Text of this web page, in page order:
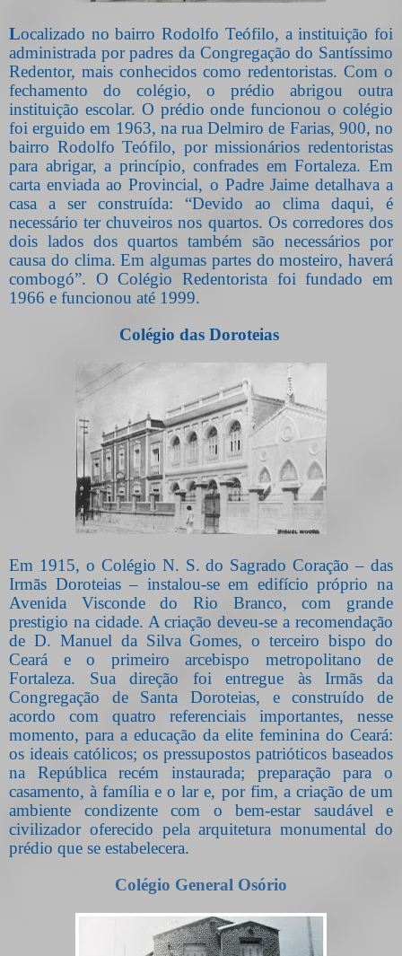
Localizado no bairro Rodolfo Teófilo, a instituição foi
administrada por padres da Congregação do Santíssimo
Redentor, mais conhecidos como redentoristas. Com o
fechamento do colégio, o prédio abrigou outra
instituição escolar. O prédio onde funcionou o colégio
foi erguido em 1963, na rua Delmiro de Farias, 900, no
bairro Rodolfo Teófilo, por missionários redentoristas
para abrigar, a princípio, confrades em Fortaleza. Em
carta enviada ao Provincial, o Padre Jaime detalhava a
casa a ser construída: “Devido ao clima daqui, é
necessário ter chuveiros nos quartos. Os corredores dos
dois lados dos quartos também são necessários por
causa do clima. Em algumas partes do mosteiro, haverá
combogó”. O Colégio Redentorista foi fundado em
1966 e funcionou até 1999.
Colégio das Doroteias
Em 1915, o Colégio N. S. do Sagrado Coração – das
Irmãs Doroteias – instalou-se em edifício próprio na
Avenida Visconde do Rio Branco, com grande
prestigio na cidade. A criação deveu-se a recomendação
de D. Manuel da Silva Gomes, o terceiro bispo do
Ceará e o primeiro arcebispo metropolitano de
Fortaleza. Sua direção foi entregue às Irmãs da
Congregação de Santa Doroteias, e construído de
acordo com quatro referenciais importantes, nesse
momento, para a educação da elite feminina do Ceará:
os ideais católicos; os pressupostos patrióticos baseados
na República recém instaurada; preparação para o
casamento, à família e o lar e, por fim, a criação de um
ambiente condizente com o bem-estar saudável e
civilizador oferecido pela arquitetura monumental do
prédio que se estabelecera.
Colégio General Osório